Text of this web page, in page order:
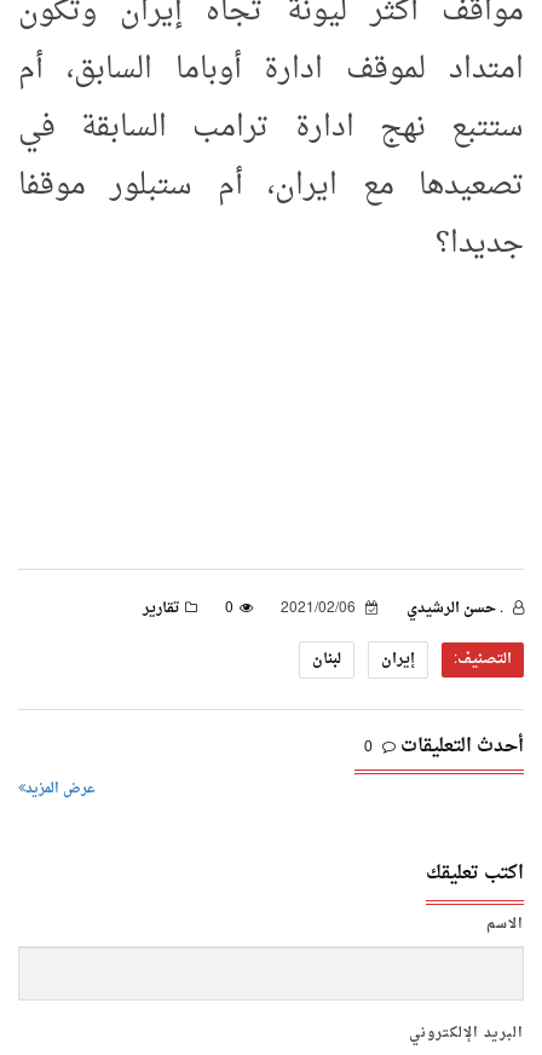
مواقف أكثر ليونة تجاه إيران وتكون
امتداد لموقف ادارة أوباما السابق، أم
ستتبع نهج ادارة ترامب السابقة في
تصعيدها مع ايران، أم ستبلور موقفا
جديدا؟
. حسن الرشيدي 0
تقارير
التصنيف:
إيران لبنان
أحدث التعليقات 0
عرض المزيد
اكتب تعليقك
الاسم
البريد الإلكتروني